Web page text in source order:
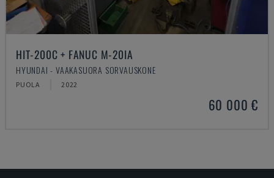
HIT-200C + FANUC M-20IA
HYUNDAI - VAAKASUORA SORVAUSKONE
PUOLA 2022
60 000 €